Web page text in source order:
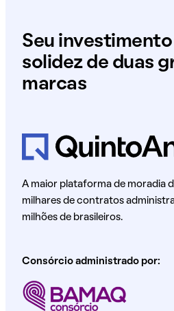
Seu
solidez de duas
marcas
A maior plataforma de moradia
milhares de contratos
milhões de brasileiros.
Consórcio administrado por: